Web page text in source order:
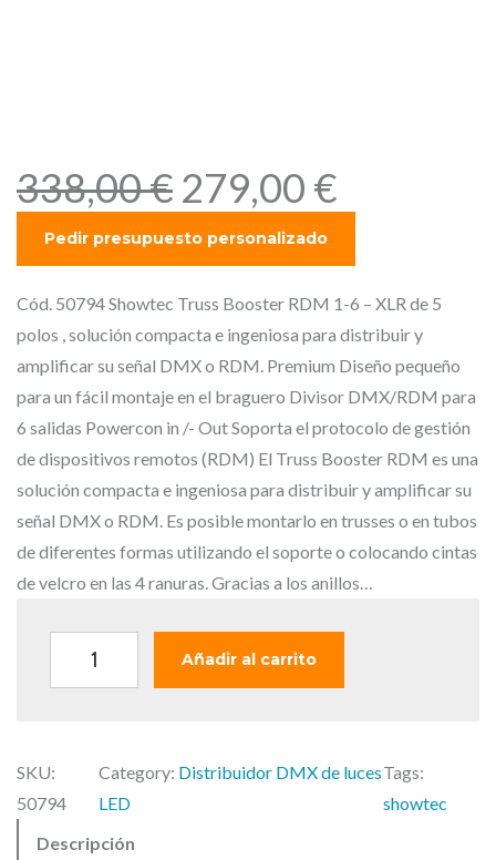
338,00€ E
l
p
r
e
c
i
o
o
r
i
g
i
n
a
l
e
:
279,00 €E
l
r
e
c
i
o
a
c
t
u
a
l
e
:
9
Cód. 50794 Showtec Truss Booster RDM 1-6 – XLR de 5
polos , solución compacta e ingeniosa para distribuir y
amplificar su señal DMX o RDM. Premium Diseño pequeño
para un fácil montaje en el braguero Divisor DMX/RDM para
6 salidas Powercon in /- Out Soporta el protocolo de gestión
de dispositivos remotos (RDM) El Truss Booster RDM es una
solución compacta e ingeniosa para distribuir y amplificar su
señal DMX o RDM. Es posible montarlo en trusses o en tubos
de diferentes formas utilizando el soporte o colocando cintas
de velcro en las 4 ranuras. Gracias a los anillos…
t
e
c
Añadir al carrito
SKU:
50794
Category: Distribuidor DMX de luces
LED
Tags:
showtec
Descripción